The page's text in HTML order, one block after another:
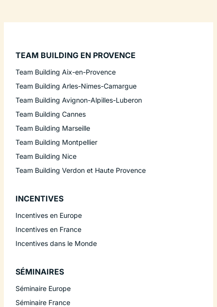
TEAM BUILDING EN PROVENCE
Team Building Aix-en-Provence
Team Building Arles-Nimes-Camargue
Team Building Avignon-Alpilles-Luberon
Team Building Cannes
Team Building Marseille
Team Building Montpellier
Team Building Nice
Team Building Verdon et Haute Provence
INCENTIVES
Incentives en Europe
Incentives en France
Incentives dans le Monde
SÉMINAIRES
Séminaire Europe
Séminaire France